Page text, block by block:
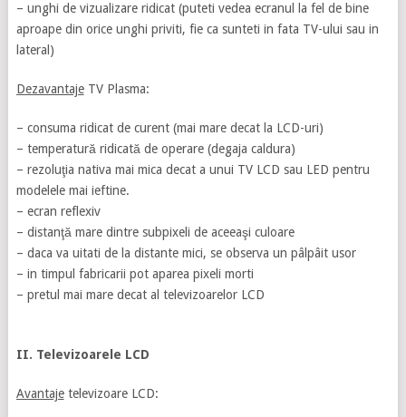
– unghi de vizualizare ridicat (puteti vedea ecranul la fel de bine
aproape din orice unghi priviti, fie ca sunteti in fata TV-ului sau in
lateral)
DezavantajeTV Plasma:
– consuma ridicat de curent (mai mare decat la LCD-uri)
– temperatură ridicată de operare (degaja caldura)
– rezoluţia nativa mai mica decat a unui TV LCD sau LED pentru
modelele mai ieftine.
– ecran reflexiv
– distanţă mare dintre subpixeli de aceeaşi culoare
– daca va uitati de la distante mici, se observa un pâlpâit usor
– in timpul fabricarii pot aparea pixeli morti
– pretul mai mare decat al televizoarelor LCD
II. Televizoarele LCD
Avantajetelevizoare LCD: